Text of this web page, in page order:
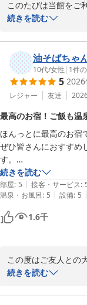
・風呂は畳が敷いて
・夕食は特別料理プ
※リモコンの件は非常
くという感じのお宿で
このたびは当館をご
できなかったため、
と、心よりお詫び申
ご不便と大きなスト
す。今後このような
出備品の動作確認を
また、ベッド周辺の
りがとうございます
が、今後の設備改修
いります。
一方で、ラウンジや
お言葉をいただき、
味、量にご満足いた
きな励みとなります。
せっかくのご滞在
ませんでした。いた
快適にお過ごしいた
奥州秋保温泉 蘭亭
続きを読む
油そばちゃ
10代/女性 | 1件
5 2026
レジャー 友達
最高のお宿！ご飯も温
ほんっとに最高のお宿
ぜひ皆さんにおすすめ
す。
友達とふたりで訪れた
3000円程度で泊まれま
です！！！
夕食はしゃぶしゃぶ
碗蒸しなどのその他
が大優勝でした♩♩♩
続きを読む
部屋: 5 | 接客・サービス:
温泉・お風呂: 5 | 設備: 5 |
1.6千
この度はご友人との
心のこもった素敵な
「ほんっとに最高の
続きを読む